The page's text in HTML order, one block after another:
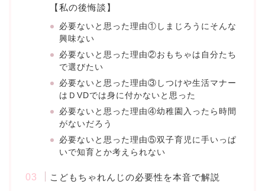
【私の後悔談】
必要ないと思った理由①しまじろうにそんな
興味ない
必要ないと思った理由②おもちゃは自分たち
で選びたい
必要ないと思った理由③しつけや生活マナー
はＤVDでは身に付かないと思った
必要ないと思った理由④幼稚園入ったら時間
がないだろう
必要ないと思った理由⑤双子育児に手いっぱ
いで知育とか考えられない
こどもちゃれんじの必要性を本音で解説